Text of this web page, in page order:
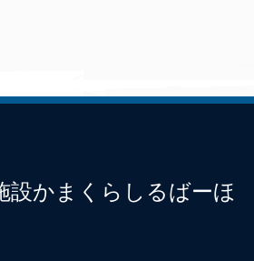
設かまくらしるばーほ